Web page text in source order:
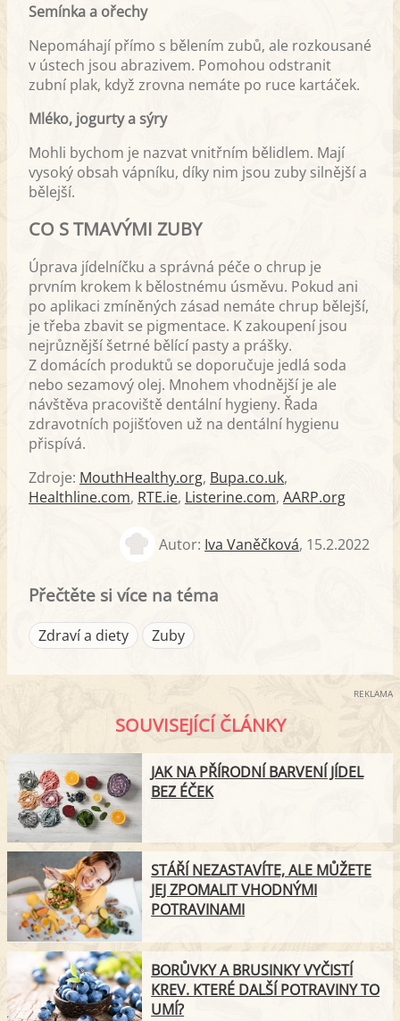
Semínka a ořechy
Nepomáhají přímo s bělením zubů, ale rozkousané
v ústech jsou abrazivem. Pomohou odstranit
zubní plak, když zrovna nemáte po ruce kartáček.
Mléko, jogurty a sýry
Mohli bychom je nazvat vnitřním bělidlem. Mají
vysoký obsah vápníku, díky nim jsou zuby silnější a
bělejší.
CO S TMAVÝMI ZUBY
Úprava jídelníčku a správná péče o chrup je
prvním krokem k bělostnému úsměvu. Pokud ani
po aplikaci zmíněných zásad nemáte chrup bělejší,
je třeba zbavit se pigmentace. K zakoupení jsou
nejrůznější šetrné bělící pasty a prášky.
Z domácích produktů se doporučuje jedlá soda
nebo sezamový olej. Mnohem vhodnější je ale
návštěva pracoviště dentální hygieny. Řada
zdravotních pojišťoven už na dentální hygienu
přispívá.
Zdroje: MouthHealthy.org, Bupa.co.uk,
Healthline.com, RTE.ie, Listerine.com, AARP.org
Autor: Iva Vaněčková, 15.2.2022
Přečtěte si více na téma
Zdraví a diety Zuby
REKLAMA
SOUVISEJÍCÍ ČLÁNKY
JAK NA PŘÍRODNÍ BARVENÍ JÍDEL
BEZ ÉČEK
STÁŘÍ NEZASTAVÍTE, ALE MŮŽETE
JEJ ZPOMALIT VHODNÝMI
POTRAVINAMI
BORŮVKY A BRUSINKY VYČISTÍ
KREV. KTERÉ DALŠÍ POTRAVINY TO
UMÍ?